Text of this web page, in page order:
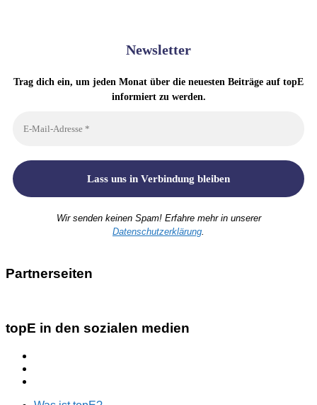
Newsletter
Trag dich ein, um jeden Monat über die neuesten Beiträge auf topE
informiert zu werden.
Wir senden keinen Spam! Erfahre mehr in unserer
Datenschutzerklärung.
Partnerseiten
topE in den sozialen medien